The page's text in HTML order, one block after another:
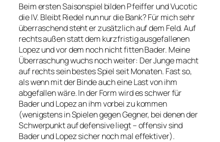
Beim ersten Saisonspiel bilden Pfeiffer und Vucotic
die IV. Bleibt Riedel nun nur die Bank? Für mich sehr
überraschend steht er zusätzlich auf dem Feld. Auf
rechts außen statt dem kurzfristig ausgefallenen
Lopez und vor dem noch nicht fitten Bader. Meine
Überraschung wuchs noch weiter: Der Junge macht
auf rechts sein bestes Spiel seit Monaten. Fast so,
als wenn mit der Binde auch eine Last von ihm
abgefallen wäre. In der Form wird es schwer für
Bader und Lopez an ihm vorbei zu kommen
(wenigstens in Spielen gegen Gegner, bei denen der
Schwerpunkt auf defensive liegt – offensiv sind
Bader und Lopez sicher noch mal effektiver).